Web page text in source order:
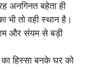
अनगिनत बहेता ही
तो वही स्थान है।
और संयम से बड़ी
हिस्सा बनके घर को